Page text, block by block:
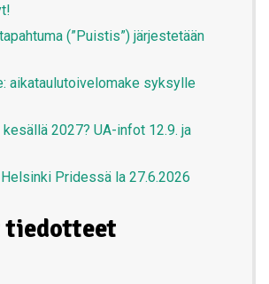
(”Puistis”) järjestetään
aikataulutoivelomake syksylle
kesällä 2027? UA-infot 12.9. ja
Pridessä la 27.6.2026
tiedotteet